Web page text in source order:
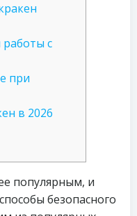
работы с
при
в 2026
популярным, и
безопасного